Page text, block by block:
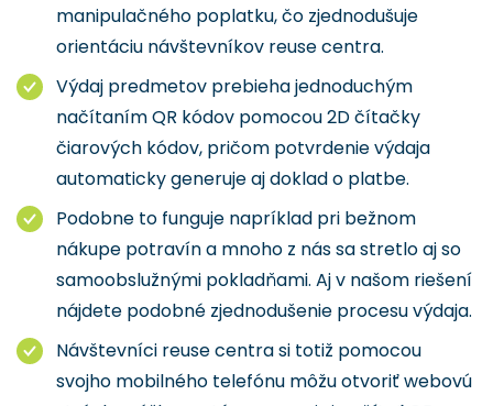
manipulačného poplatku, čo zjednodušuje
orientáciu návštevníkov reuse centra.
Výdaj predmetov prebieha jednoduchým
načítaním QR kódov pomocou 2D čítačky
čiarových kódov, pričom potvrdenie výdaja
automaticky generuje aj doklad o platbe.
Podobne to funguje napríklad pri bežnom
nákupe potravín a mnoho z nás sa stretlo aj so
samoobslužnými pokladňami. Aj v našom riešení
nájdete podobné zjednodušenie procesu výdaja.
Návštevníci reuse centra si totiž pomocou
svojho mobilného telefónu môžu otvoriť webovú